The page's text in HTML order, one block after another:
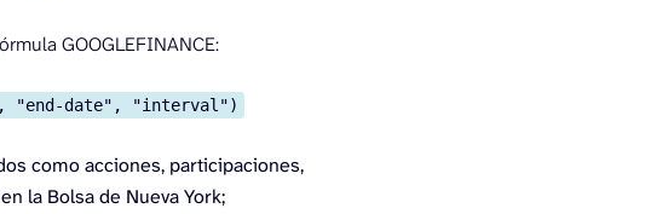
GOOGLEFINANCE:
"end-date", "interval")
como acciones, participaciones,
la Bolsa de Nueva York;